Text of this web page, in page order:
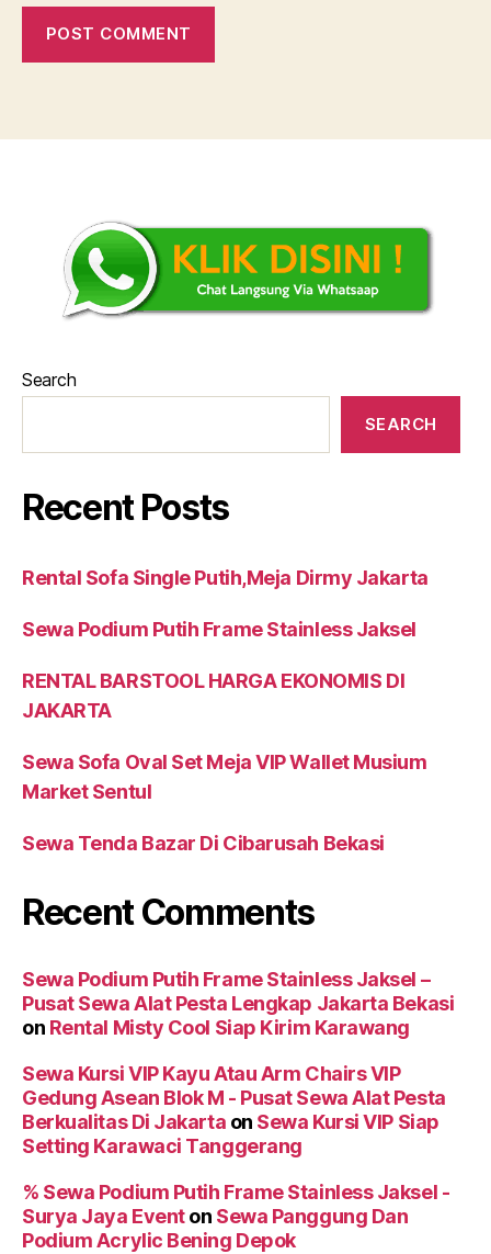
Search
SEARCH
Recent Posts
Rental Sofa Single Putih,Meja Dirmy Jakarta
Sewa Podium Putih Frame Stainless Jaksel
RENTAL BARSTOOL HARGA EKONOMIS DI
JAKARTA
Sewa Sofa Oval Set Meja VIP Wallet Musium
Market Sentul
Sewa Tenda Bazar Di Cibarusah Bekasi
Recent Comments
Sewa Podium Putih Frame Stainless Jaksel –
Pusat Sewa Alat Pesta Lengkap Jakarta Bekasi
on Rental Misty Cool Siap Kirim Karawang
Sewa Kursi VIP Kayu Atau Arm Chairs VIP
Gedung Asean Blok M - Pusat Sewa Alat Pesta
Berkualitas Di Jakarta on Sewa Kursi VIP Siap
Setting Karawaci Tanggerang
% Sewa Podium Putih Frame Stainless Jaksel -
Surya Jaya Eventon Sewa Panggung Dan
Podium Acrylic Bening Depok